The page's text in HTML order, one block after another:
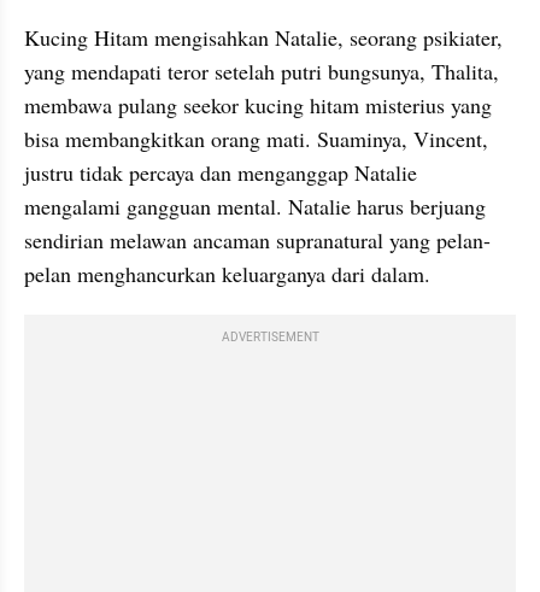
Kucing Hitam mengisahkan Natalie, seorang psikiater,
yang mendapati teror setelah putri bungsunya, Thalita,
membawa pulang seekor kucing hitam misterius yang
bisa membangkitkan orang mati. Suaminya, Vincent,
justru tidak percaya dan menganggap Natalie
mengalami gangguan mental. Natalie harus berjuang
sendirian melawan ancaman supranatural yang pelan-
pelan menghancurkan keluarganya dari dalam.
ADVERTISEMENT